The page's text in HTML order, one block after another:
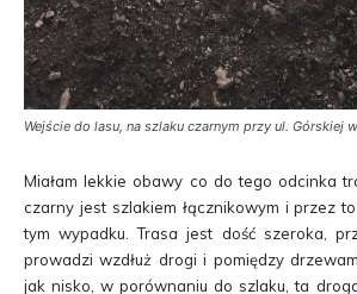
Wejście do lasu, na szlaku czarnym przy ul. Górskiej
Miałam lekkie obawy co do tego odcinka
czarny jest szlakiem łącznikowym i przez
tym wypadku. Trasa jest dość szeroka,
prowadzi wzdłuż drogi i pomiędzy
jak nisko, w porównaniu do szlaku, ta